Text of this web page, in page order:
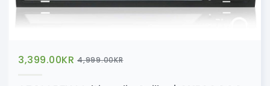
3,399.00KR 4,999.00KR